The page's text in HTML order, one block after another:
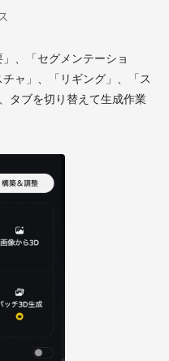
、「セグメンテーショ
ャ」、「リギング」、「ス
タブを切り替えて生成作業